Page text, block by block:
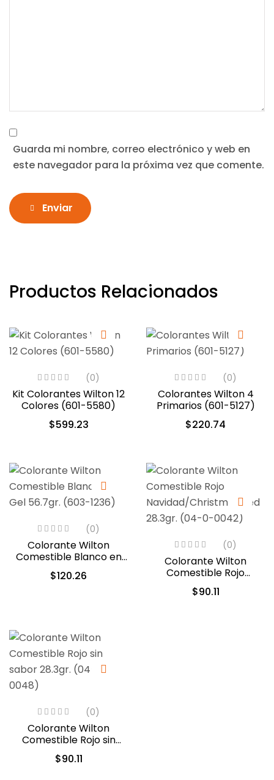
Guarda mi nombre, correo electrónico y web en
este navegador para la próxima vez que comente.
Enviar
Productos Relacionados
(0)
Kit Colorantes Wilton 12
Colores (601-5580)
$599.23
(0)
Colorantes Wilton 4
Primarios (601-5127)
$220.74
(0)
Colorante Wilton
Comestible Blanco en
Gel 56.7gr. (603-1236)
$120.26
(0)
Colorante Wilton
Comestible Rojo
Navidad/Christmas Red
28.3gr. (04-0-0042)
$90.11
(0)
Colorante Wilton
Comestible Rojo sin
sabor 28.3gr. (04-0-
0048)
$90.11